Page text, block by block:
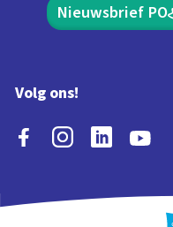
Nieuwsbrief PO
Volg ons!